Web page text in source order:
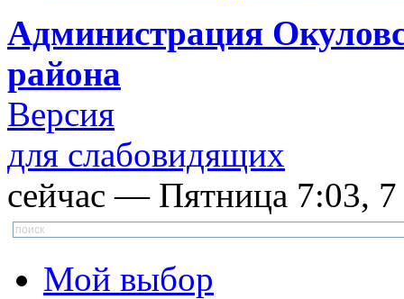
Администрация
района
Версия
для слабовидящих
сейчас — Пятница 7:03, 7
Мой выбор